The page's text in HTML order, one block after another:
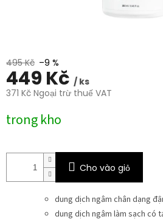
495 Kč –9 %
449 Kč / ks
371 Kč Ngoại trừ thuế VAT
đo
trong kho
Cho vào giỏ
dung dịch ngâm chân dạng
dung dịch ngâm làm sạch có